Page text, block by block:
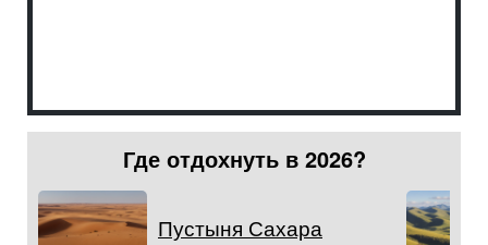
Где отдохнуть в 2026?
Пустыня Сахара